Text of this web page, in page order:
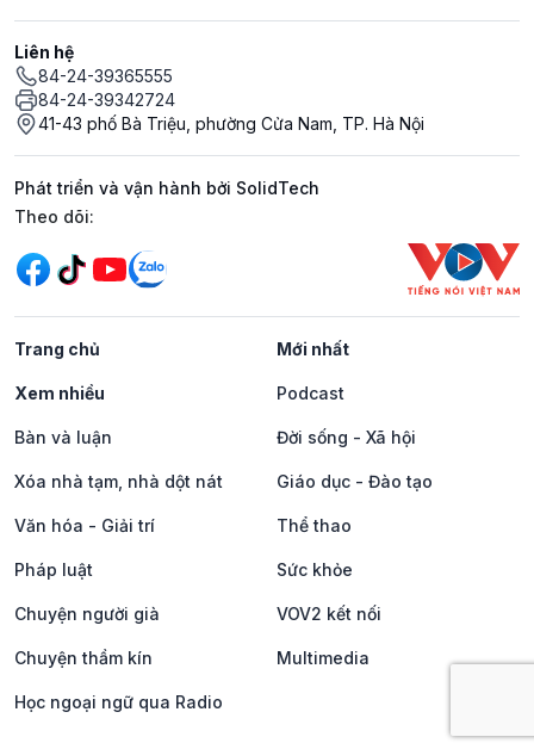
Liên hệ
84-24-39365555
84-24-39342724
41-43 phố Bà Triệu, phường Cửa Nam, TP. Hà Nội
Phát triển và vận hành bởi SolidTech
Mạng xã hội
Theo dõi:
Trang chủ Mới nhất
Xem nhiều Podcast
Bàn và luận Đời sống - Xã hội
Xóa nhà tạm, nhà dột nát Giáo dục - Đào tạo
Văn hóa - Giải trí Thể thao
Pháp luật Sức khỏe
Chuyện người già VOV2 kết nối
Chuyện thầm kín Multimedia
Học ngoại ngữ qua Radio